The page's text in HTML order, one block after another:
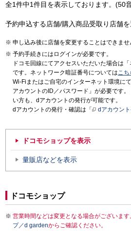
全1件中1件目を表示しております。(50
予約申込する店舗/購入商品受取り店舗を
申し込み後に店舗を変更することはできませ
予約手続きにはログインが必要です。
ドコモ回線にてアクセスいただいた場合は
です。ネットワーク暗証番号についてはこち
Wi-Fiまたはご自宅のインターネット環境に
アカウントのID／パスワード」が必要です
い方も、dアカウントの発行が可能です。
dアカウントの発行・確認は「
dアカウン
ドコモショップを表示
量販店などを表示
ドコモショップ
営業時間などは変更となる場合がございま
プ／d gardenからご確認ください。